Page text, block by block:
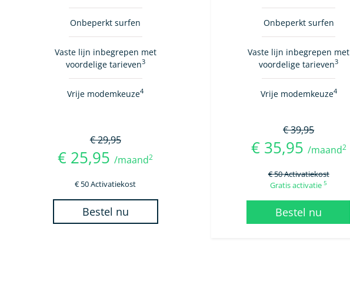
Onbeperkt surfen
Vaste lijn inbegrepen met
voordelige tarieven3
Vrije modemkeuze4
€ 29,95
€ 25,95/maand2
€ 50 Activatiekost
Bestel nu
Onbeperkt surfen
Vaste lijn inbegrepen met
voordelige tarieven3
Vrije modemkeuze4
€ 39,95
€ 35,95 /maand2
€ 50 Activatiekost
Gratis activatie5
Bestel nu